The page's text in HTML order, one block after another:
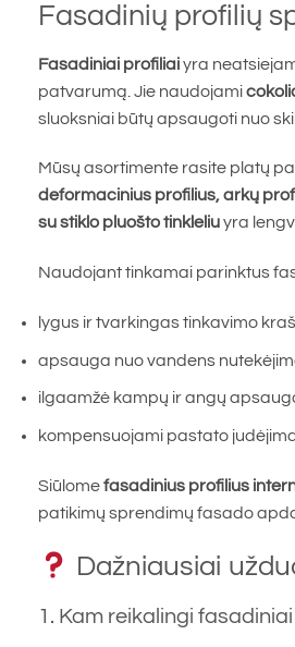
Fasadinių profilių
Fasadiniai profiliaiyra
patvarumą. Jie naudojami
sluoksniai būtų apsaugoti nuo
Mūsų asortimente rasite platų
deformacinius profilius, arkų
su stiklo pluošto tinkleliuyra
Naudojant tinkamai parinktus
lygus ir tvarkingas tinkavimo
apsauga nuo vandens
ilgaamžė kampų ir angų
kompensuojami pastato
Siūlomefasadinius profilius
patikimų sprendimų fasado
Dažniausiai
1. Kam reikalingi